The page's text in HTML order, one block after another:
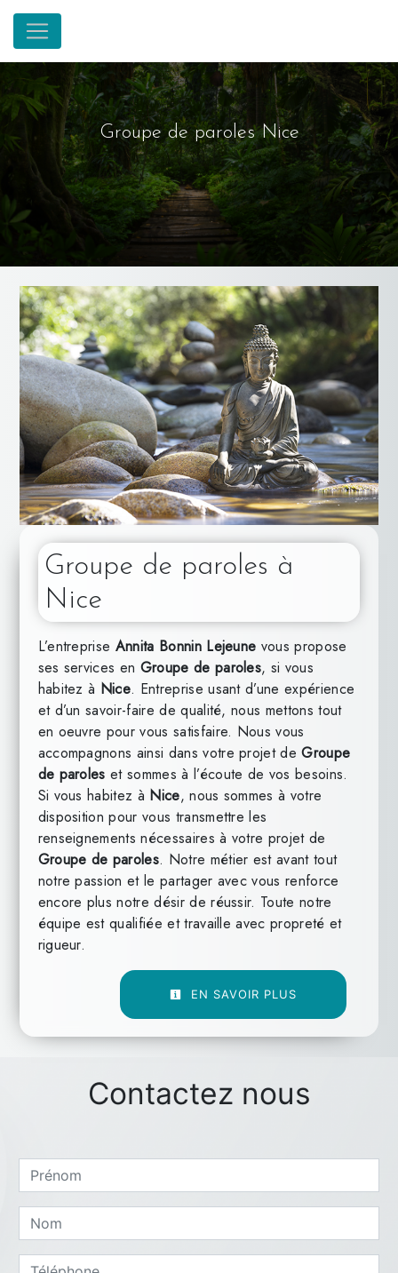
Panneau de gestion des cookies
Groupe de paroles Nice
Groupe de paroles à
Nice
L’entreprise Annita Bonnin Lejeune vous propose
ses services en Groupe de paroles, si vous
habitez à Nice. Entreprise usant d’une expérience
et d’un savoir-faire de qualité, nous mettons tout
en oeuvre pour vous satisfaire. Nous vous
accompagnons ainsi dans votre projet deGroupe
de paroles et sommes à l’écoute de vos besoins.
Si vous habitez à Nice, nous sommes à votre
disposition pour vous transmettre les
renseignements nécessaires à votre projet de
Groupe de paroles. Notre métier est avant tout
notre passion et le partager avec vous renforce
encore plus notre désir de réussir. Toute notre
équipe est qualifiée et travaille avec propreté et
rigueur.
EN SAVOIR PLUS
Contactez nous